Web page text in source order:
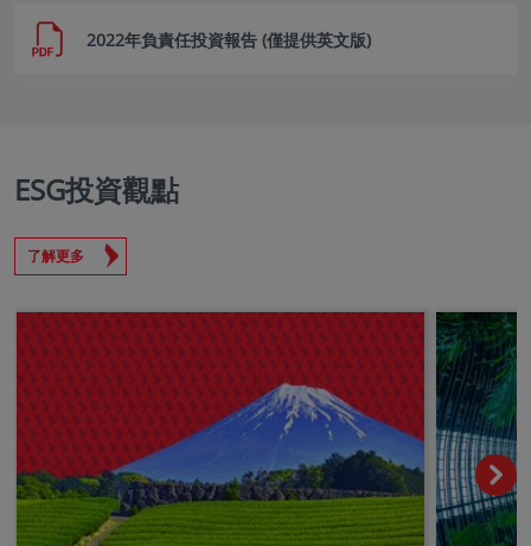
2022年負責任投資報告 (僅提供英文版)
ESG投資觀點
了解更多